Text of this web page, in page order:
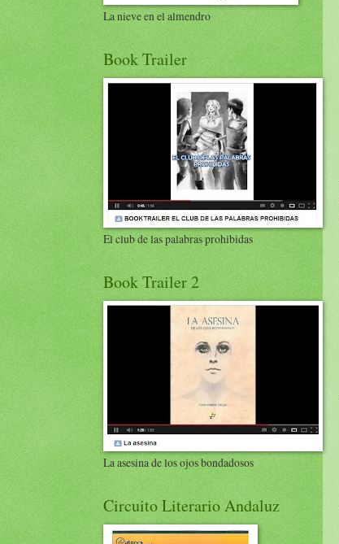
La nieve en el almendro
Book Trailer
El club de las palabras prohibidas
Book Trailer 2
La asesina de los ojos bondadosos
Circuito Literario Andaluz